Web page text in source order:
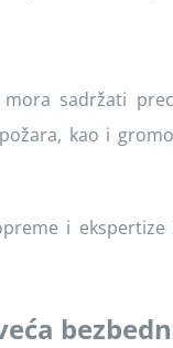
sadržati
kao i
i